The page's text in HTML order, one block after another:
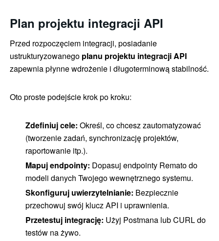
Plan projektu integracji API
Przed rozpoczęciem integracji, posiadanie
ustrukturyzowanego planu projektu integracji API
zapewnia płynne wdrożenie i długoterminową stabilność.
Oto proste podejście krok po kroku:
Zdefiniuj cele: Określ, co chcesz zautomatyzować
(tworzenie zadań, synchronizację projektów,
raportowanie itp.).
Mapuj endpointy: Dopasuj endpointy Remato do
modeli danych Twojego wewnętrznego systemu.
Skonfiguruj uwierzytelnianie: Bezpiecznie
przechowuj swój klucz API i uprawnienia.
Przetestuj integrację: Użyj Postmana lub CURL do
testów na żywo.